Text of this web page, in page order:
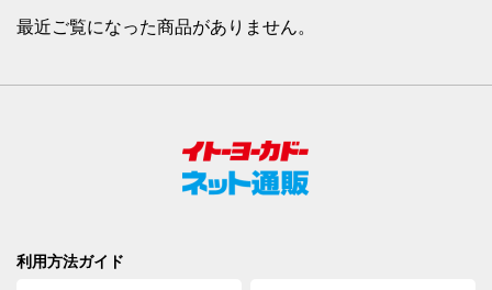
最近ご覧になった商品がありません。
利用方法ガイド